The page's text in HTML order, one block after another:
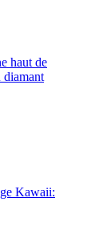
haut de
diamant
Kawaii: